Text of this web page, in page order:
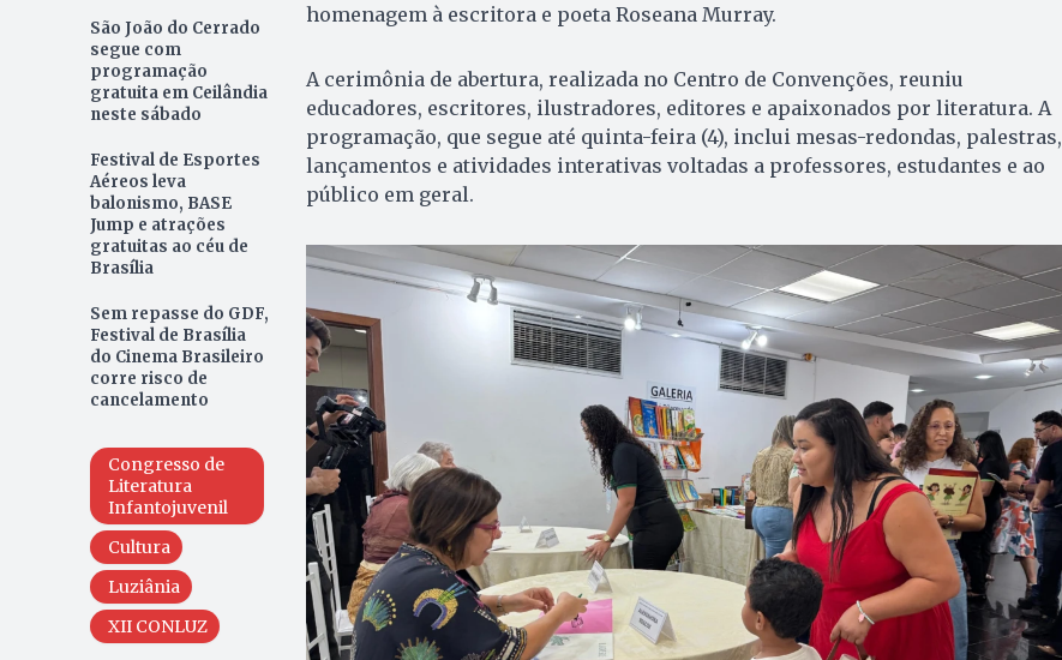
São João do Cerrado
segue com
programação
gratuita em Ceilândia
neste sábado
Festival de Esportes
Aéreos leva
balonismo, BASE
Jump e atrações
gratuitas ao céu de
Brasília
Sem repasse do GDF,
Festival de Brasília
do Cinema Brasileiro
corre risco de
cancelamento
Congresso de
Literatura
Infantojuvenil
Cultura
Luziânia
XII CONLUZ
homenagem à escritora e poeta Roseana Murray.
A cerimônia de abertura, realizada no Centro de Convenções, reuniu
educadores, escritores, ilustradores, editores e apaixonados por literatura. A
programação, que segue até quinta-feira (4), inclui mesas-redondas, palestras,
lançamentos e atividades interativas voltadas a professores, estudantes e ao
público em geral.